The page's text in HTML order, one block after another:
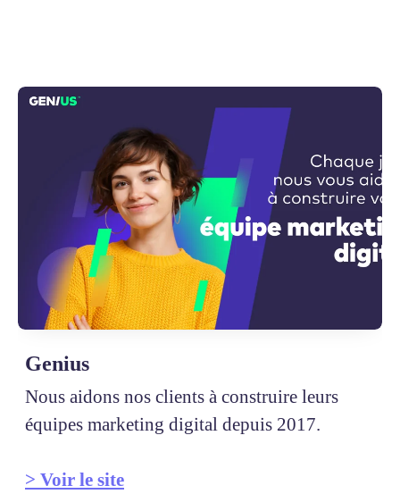
Genius
Nous aidons nos clients à construire leurs
équipes marketing digital depuis 2017.
> Voir le site